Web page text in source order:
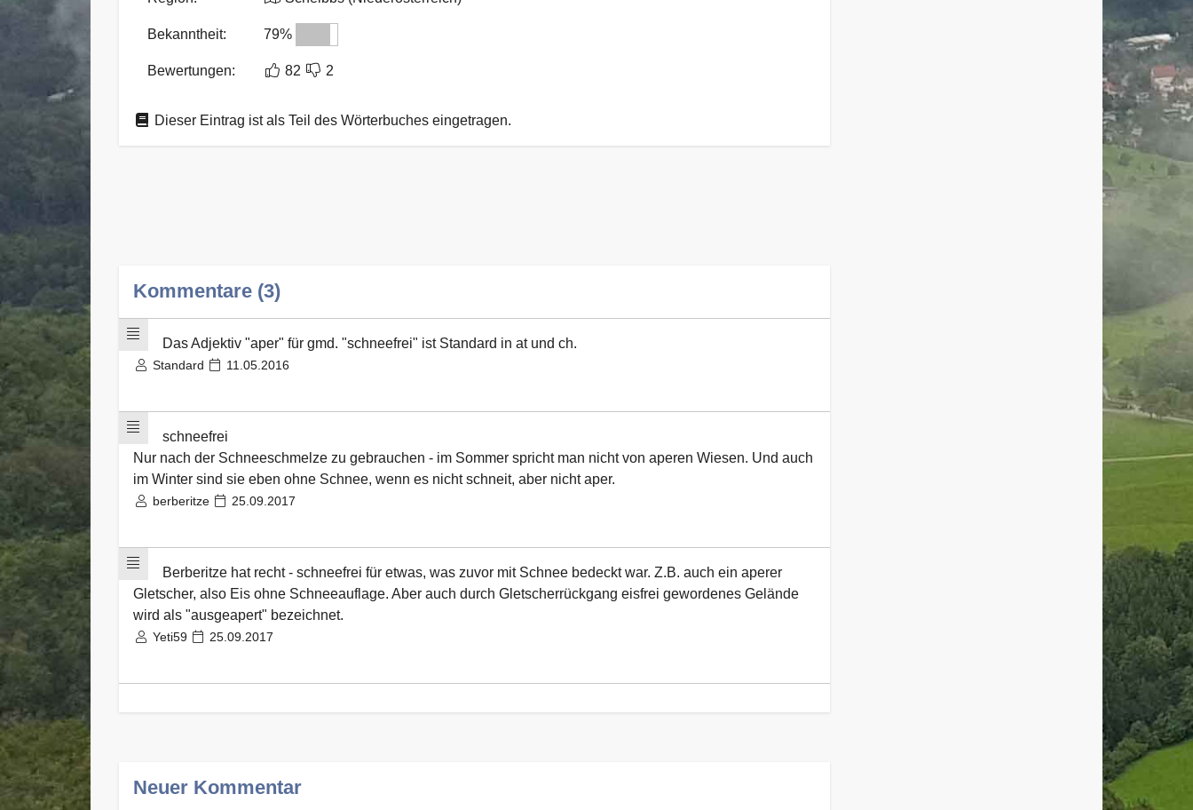
Bekanntheit: 79%
Bewertungen: 82 2
Dieser Eintrag ist als Teil des Wörterbuches eingetragen.
Kommentare (3)
Das Adjektiv "aper" für gmd. "schneefrei" ist Standard in at und ch.
Standard 11.05.2016
schneefrei
Nur nach der Schneeschmelze zu gebrauchen - im Sommer spricht man nicht von aperen Wiesen. Und auch
im Winter sind sie eben ohne Schnee, wenn es nicht schneit, aber nicht aper.
berberitze 25.09.2017
Berberitze hat recht - schneefrei für etwas, was zuvor mit Schnee bedeckt war. Z.B. auch ein aperer
Gletscher, also Eis ohne Schneeauflage. Aber auch durch Gletscherrückgang eisfrei gewordenes Gelände
wird als "ausgeapert" bezeichnet.
Yeti59 25.09.2017
Neuer Kommentar